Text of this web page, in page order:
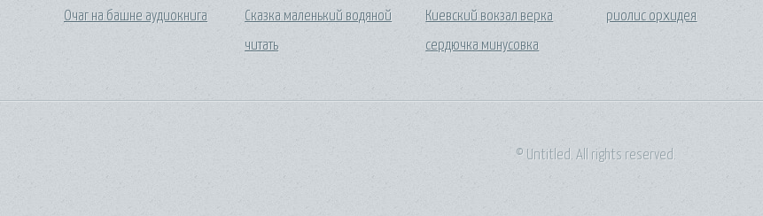
Очаг на башне аудиокнига
Сказка маленький водяной
читать
Киевский вокзал верка
сердючка минусовка
риолис орхидея
© Untitled. All rights reserved.